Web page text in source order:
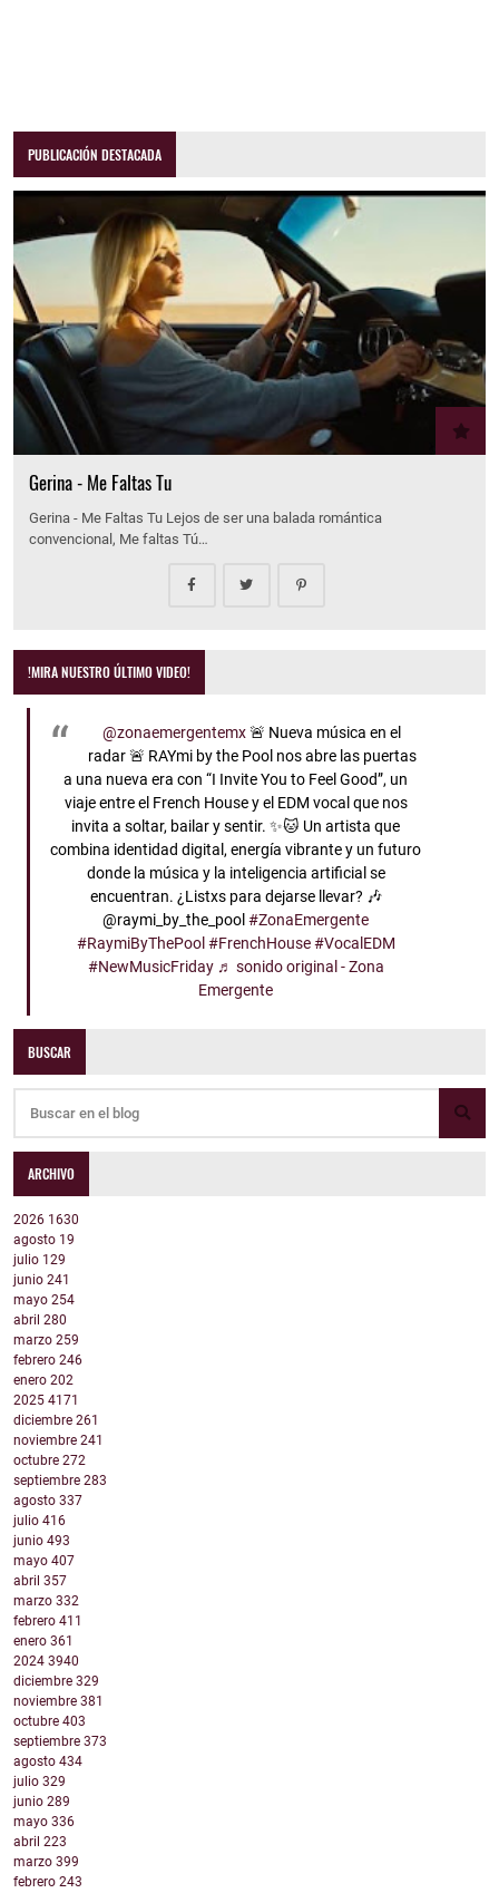
PUBLICACIÓN DESTACADA
Gerina - Me Faltas Tu
Gerina - Me Faltas Tu Lejos de ser una balada romántica
convencional, Me faltas Tú…
!MIRA NUESTRO ÚLTIMO VIDEO!
@zonaemergentemx🚨 Nueva música en el
radar 🚨 RAYmi by the Pool nos abre las puertas
a una nueva era con “I Invite You to Feel Good”, un
viaje entre el French House y el EDM vocal que nos
invita a soltar, bailar y sentir. ✨🐱 Un artista que
combina identidad digital, energía vibrante y un futuro
donde la música y la inteligencia artificial se
encuentran. ¿Listxs para dejarse llevar? 🎶
@raymi_by_the_pool#ZonaEmergente
#RaymiByThePool #FrenchHouse #VocalEDM
#NewMusicFriday ♬ sonido original - Zona
Emergente
BUSCAR
ARCHIVO
2026 1630
agosto 19
julio 129
junio 241
mayo 254
abril 280
marzo 259
febrero 246
enero 202
2025 4171
diciembre 261
noviembre 241
octubre 272
septiembre 283
agosto 337
julio 416
junio 493
mayo 407
abril 357
marzo 332
febrero 411
enero 361
2024 3940
diciembre 329
noviembre 381
octubre 403
septiembre 373
agosto 434
julio 329
junio 289
mayo 336
abril 223
marzo 399
febrero 243